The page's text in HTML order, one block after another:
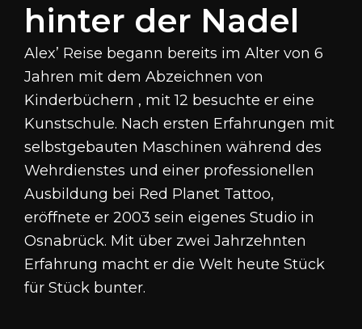
hinter der Nadel
Alex’ Reise begann bereits im Alter von 6
Jahren mit dem Abzeichnen von
Kinderbüchern , mit 12 besuchte er eine
Kunstschule. Nach ersten Erfahrungen mit
selbstgebauten Maschinen während des
Wehrdienstes und einer professionellen
Ausbildung bei Red Planet Tattoo,
eröffnete er 2003 sein eigenes Studio in
Osnabrück. Mit über zwei Jahrzehnten
Erfahrung macht er die Welt heute Stück
für Stück bunter.